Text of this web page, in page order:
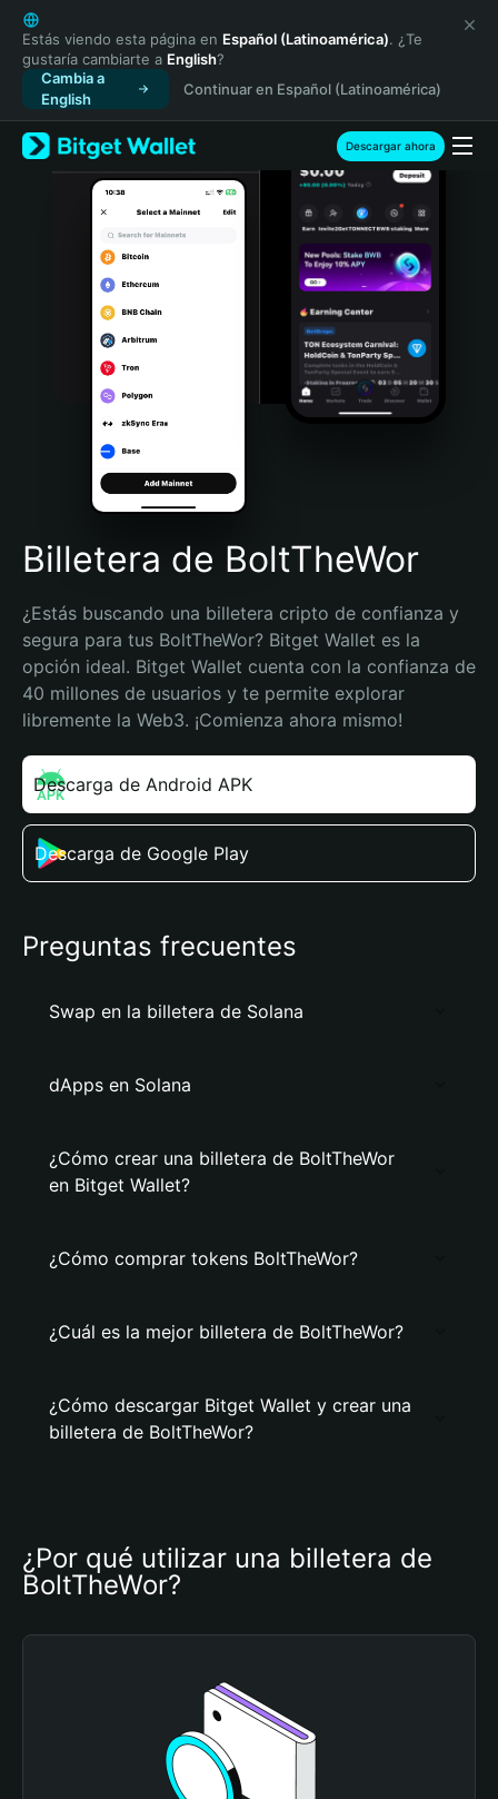
English
日本語
Tiếng Việt
Русский
Español (Latinoamérica)
Türkçe
Italiano
Português (Portugal)
Bahasa Indonesia
Português (Brasil)
Español (Argentina)
Estás viendo esta página en Español (Latinoamérica). ¿Te
gustaría cambiarte a English?
Cambia a
English
Continuar en Español (Latinoamérica)
Descargar ahora
Billetera de BoltTheWor
¿Estás buscando una billetera cripto de confianza y
segura para tus BoltTheWor? Bitget Wallet es la
opción ideal. Bitget Wallet cuenta con la confianza de
40 millones de usuarios y te permite explorar
libremente la Web3. ¡Comienza ahora mismo!
Descarga de Android APK
Descarga de Google Play
Preguntas frecuentes
Swap en la billetera de Solana
dApps en Solana
¿Cómo crear una billetera de BoltTheWor
en Bitget Wallet?
¿Cómo comprar tokens BoltTheWor?
¿Cuál es la mejor billetera de BoltTheWor?
¿Cómo descargar Bitget Wallet y crear una
billetera de BoltTheWor?
¿Por qué utilizar una billetera de
BoltTheWor?